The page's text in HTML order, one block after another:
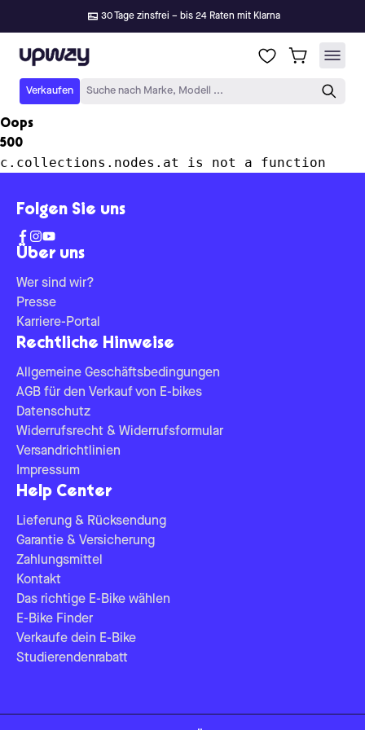
30 Tage zinsfrei – bis 24 Raten mit Klarna
Upway
Verkaufen Suche nach Marke, Modell ...
Oops
500
c.collections.nodes.at is not a function
Über uns
Wer sind wir?
Presse
Karriere-Portal
Rechtliche Hinweise
Allgemeine Geschäftsbedingungen
AGB für den Verkauf von E-bikes
Datenschutz
Widerrufsrecht & Widerrufsformular
Versandrichtlinien
Impressum
Help Center
Lieferung & Rücksendung
Garantie & Versicherung
Zahlungsmittel
Kontakt
Das richtige E-Bike wählen
E-Bike Finder
Verkaufe dein E-Bike
Studierendenrabatt
Folgen Sie uns